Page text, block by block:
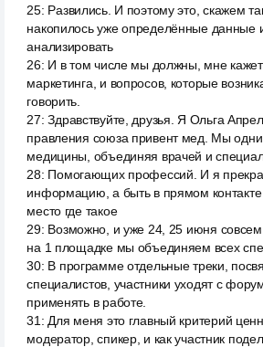
25: Развились. И поэтому это, скажем
накопилось уже определённые данные
анализировать
26: И в том числе мы должны, мне
маркетинга, и вопросов, которые
говорить.
27:Здравствуйте, друзья. Я Ольга
правления союза привент мед. Мы одни
медицины, объединяя врачей и
28: Помогающих профессий. И я
информацию, а быть в прямом
место где такое
29: Возможно, и уже 24, 25 июня
на 1 площадке мы объединяем всех
30: В программе отдельные треки,
специалистов, участники уходят с
применять в работе.
31 : Для меня это главный критерий
модератор, спикер, и как участник